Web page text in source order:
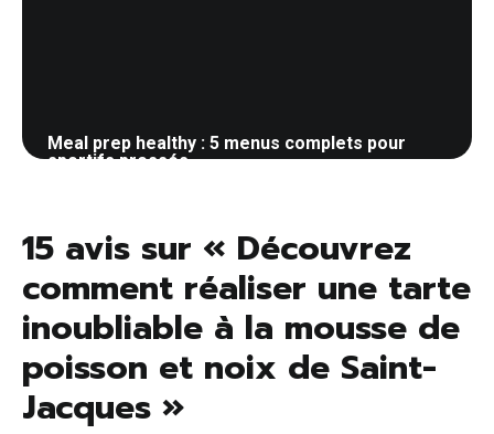
Meal prep healthy : 5 menus complets pour
sportifs pressés
15 avis sur « Découvrez
comment réaliser une tarte
inoubliable à la mousse de
poisson et noix de Saint-
Jacques »